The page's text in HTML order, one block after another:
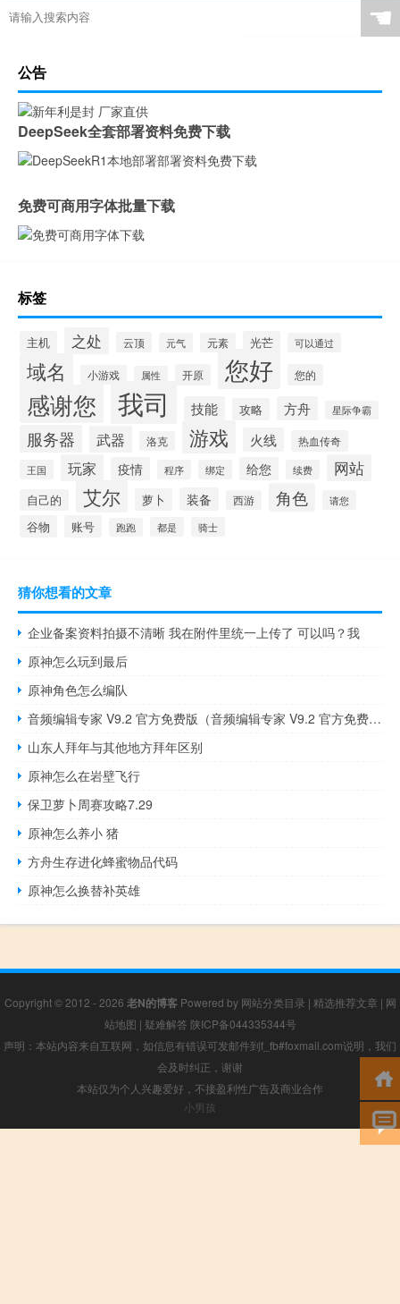
☚
公告
DeepSeek全套部署资料免费下载
免费可商用字体批量下载
标签
主机 之处 云顶 元气 元素 光芒 可以通过
域名 小游戏 属性 开原 您好 您的
感谢您 我司 技能 攻略 方舟 星际争霸
服务器 武器 洛克 游戏 火线 热血传奇
王国 玩家 疫情 程序 绑定 给您 续费 网站
自己的 艾尔 萝卜 装备 西游 角色 请您
谷物 账号 跑跑 都是 骑士
猜你想看的文章
企业备案资料拍摄不清晰 我在附件里统一上传了 可以吗？我
原神怎么玩到最后
原神角色怎么编队
音频编辑专家 V9.2 官方免费版（音频编辑专家 V9.2 官方免费版功能简介）
山东人拜年与其他地方拜年区别
原神怎么在岩壁飞行
保卫萝卜周赛攻略7.29
原神怎么养小 猪
方舟生存进化蜂蜜物品代码
原神怎么换替补英雄
Copyright © 2012 - 2026 老N的博客Powered by 网站分类目录 | 精选推荐文章 | 网
站地图 | 疑难解答 陕ICP备044335344号
声明：本站内容来自互联网，如信息有错误可发邮件到f_fb#foxmail.com说明，我们
会及时纠正，谢谢
本站仅为个人兴趣爱好，不接盈利性广告及商业合作
小男孩